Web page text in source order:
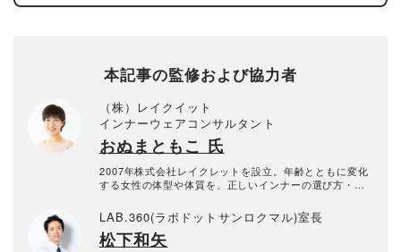
本記事の監修および協力者
（株）レイクイット
インナーウェアコンサルタント
おぬまともこ 氏
2007年株式会社レイクレットを設立。年齢とともに変化
する女性の体型や体質を、正しいインナーの選び方・着
インナー活用術を提案している。
LAB.360(ラボドットサンロクマル)室長
松下和矢